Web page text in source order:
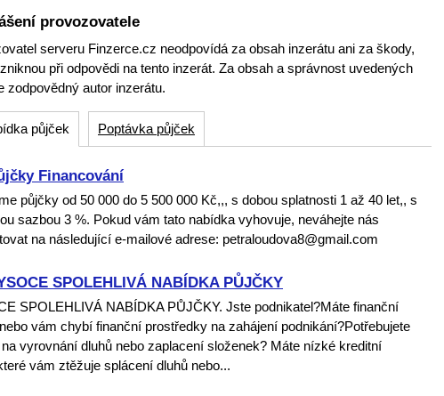
provozovatele
serveru Finzerce.cz neodpovídá za obsah inzerátu ani za škody,
při odpovědi na tento inzerát. Za obsah a správnost uvedených
zodpovědný autor inzerátu.
půjček Poptávka půjček
Financování
půjčky od 50 000 do 5 500 000 Kč,,, s dobou splatnosti 1 až 40 let,, s
sazbou 3 %. Pokud vám tato nabídka vyhovuje, neváhejte nás
na následující e-mailové adrese: petraloudova8@gmail.com
SPOLEHLIVÁ NABÍDKA PŮJČKY
SPOLEHLIVÁ NABÍDKA PŮJČKY. Jste podnikatel?Máte finanční
vám chybí finanční prostředky na zahájení podnikání?Potřebujete
vyrovnání dluhů nebo zaplacení složenek? Máte nízké kreditní
vám ztěžuje splácení dluhů nebo...